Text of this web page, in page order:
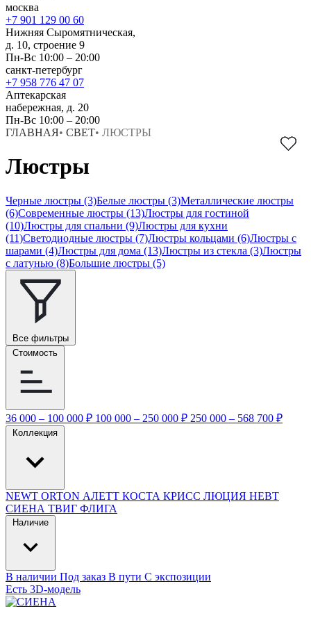
москва
+7 901 129 00 60
Нижняя Сыромятническая,
д. 10, строение 9
Пн-Вс 10:00 – 20:00
санкт-петербург
+7 958 776 47 07
Аптекарская
набережная, д. 20
Пн-Вс 10:00 – 20:00
ГЛАВНАЯ• СВЕТ• ЛЮСТРЫ
Люстры
Черные люстры (3)Белые люстры (3)Металлические люстры
(6)Современные люстры (13)Люстры для гостиной
(10)Люстры для спальни (9)Люстры для кухни
(11)Светодиодные люстры (7)Люстры кольцами (6)Люстры с
шарами (4)Люстры для дома (13)Люстры из стекла (3)Люстры
с латунью (8)Большие люстры (5)
Все фильтры
Стоимость
36 000 – 100 000 ₽ 100 000 – 250 000 ₽ 250 000 – 568 700 ₽
Коллекция
NEWT ORTON АЛЕТТ КОСТА КРИСС ЛЮЦИЯ НЕВТ
СИЕНА ТВИГ ФЛИГА
Наличие
В наличии Под заказ В пути С экспозиции
Есть 3D-модель